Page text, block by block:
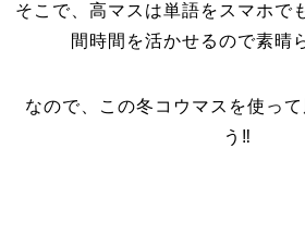
そこで、高マスは単語をスマホで
間時間を活かせるので素晴
なので、この冬コウマスを使っ
う‼